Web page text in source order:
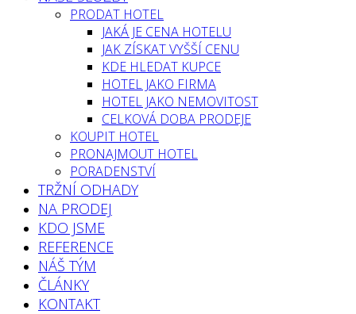
PRODAT HOTEL
JAKÁ JE CENA HOTELU
JAK ZÍSKAT VYŠŠÍ CENU
KDE HLEDAT KUPCE
HOTEL JAKO FIRMA
HOTEL JAKO NEMOVITOST
CELKOVÁ DOBA PRODEJE
KOUPIT HOTEL
PRONAJMOUT HOTEL
PORADENSTVÍ
TRŽNÍ ODHADY
NA PRODEJ
KDO JSME
REFERENCE
NÁŠ TÝM
ČLÁNKY
KONTAKT